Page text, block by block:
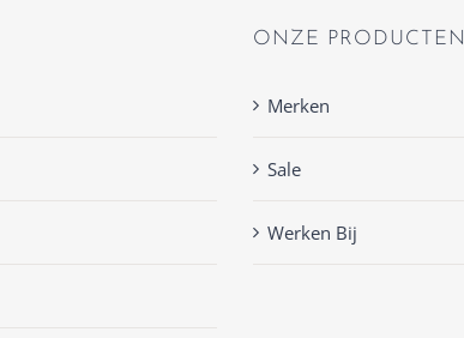
ONZE PRODUCTEN
Merken
Sale
Werken Bij